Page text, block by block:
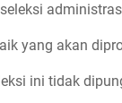
yang akan
ini tidak